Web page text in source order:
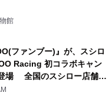
館
ファンブー)』が、スシロ
Racing 初コラボキャン
場 全国のスシロー店舗で
FUNBOO(ミニカー)付き